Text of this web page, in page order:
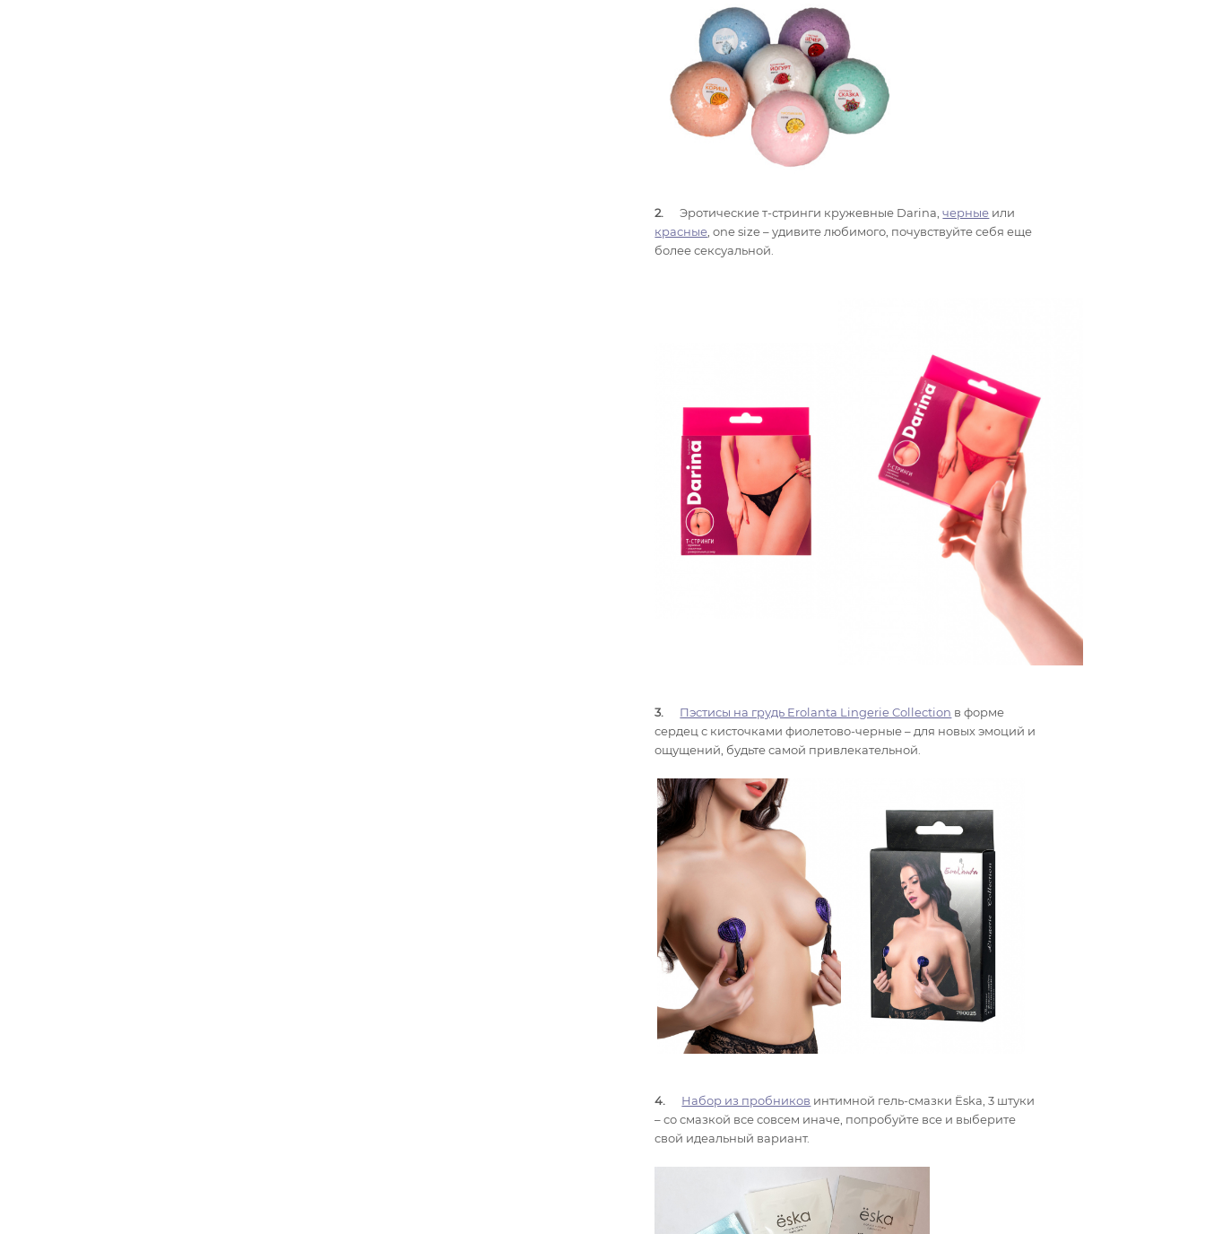
2.Эротические т-стринги кружевные Darina,черные или
красные , one size – удивите любимого, почувствуйте себя еще
более сексуальной.
3. Пэстисы на грудь Erolanta Lingerie Collection в форме
сердец с кисточками фиолетово-черные – для новых эмоций и
ощущений, будьте самой привлекательной.
4. Набор из пробников интимной гель-смазки Ёska, 3 штуки
– со смазкой все совсем иначе, попробуйте все и выберите
свой идеальный вариант.